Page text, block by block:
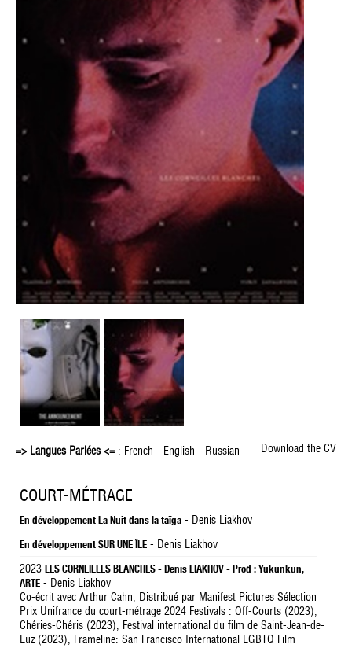
=> Langues Parlées <= : French - English - Russian Download the CV
COURT-MÉTRAGE
En développement La Nuit dans la taïga - Denis Liakhov
En développement SUR UNE ÎLE - Denis Liakhov
2023 LES CORNEILLES BLANCHES - Denis LIAKHOV - Prod : Yukunkun,
ARTE - Denis Liakhov
Co-écrit avec Arthur Cahn, Distribué par Manifest Pictures Sélection
Prix Unifrance du court-métrage 2024 Festivals : Off-Courts (2023),
Chéries-Chéris (2023), Festival international du film de Saint-Jean-de-
Luz (2023), Frameline: San Francisco International LGBTQ Film